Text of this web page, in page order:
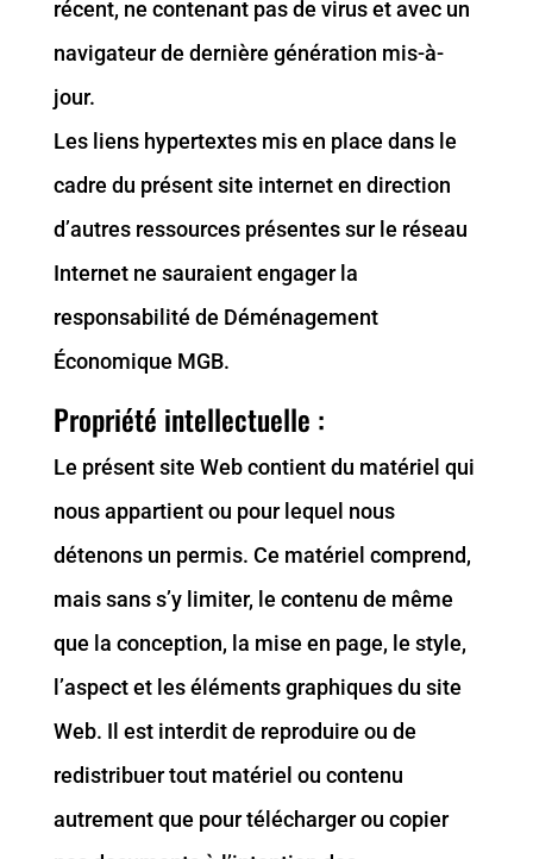
récent, ne contenant pas de virus et avec un
navigateur de dernière génération mis-à-
jour.
Les liens hypertextes mis en place dans le
cadre du présent site internet en direction
d’autres ressources présentes sur le réseau
Internet ne sauraient engager la
responsabilité de Déménagement
Économique MGB.
Propriété intellectuelle :
Le présent site Web contient du matériel qui
nous appartient ou pour lequel nous
détenons un permis. Ce matériel comprend,
mais sans s’y limiter, le contenu de même
que la conception, la mise en page, le style,
l’aspect et les éléments graphiques du site
Web. Il est interdit de reproduire ou de
redistribuer tout matériel ou contenu
autrement que pour télécharger ou copier